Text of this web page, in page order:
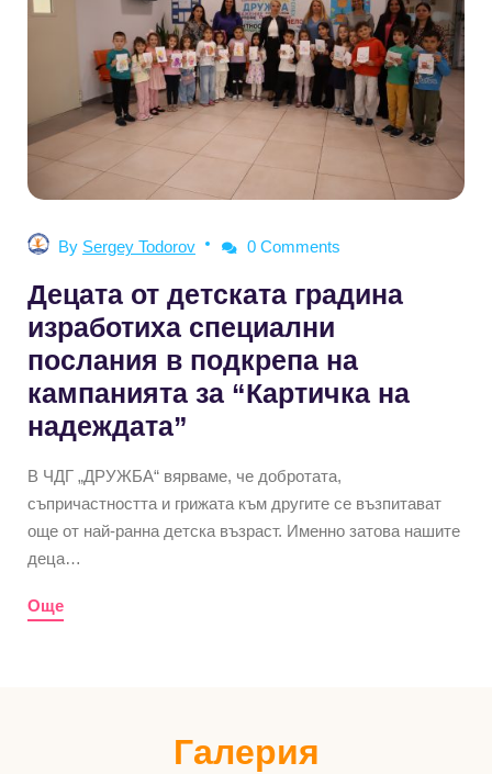
By Sergey Todorov 0 Comments
Децата от детската градина
изработиха специални
послания в подкрепа на
кампанията за “Картичка на
надеждата”
В ЧДГ „ДРУЖБА“ вярваме, че добротата,
съпричастността и грижата към другите се възпитават
още от най-ранна детска възраст. Именно затова нашите
деца…
Още
Галерия